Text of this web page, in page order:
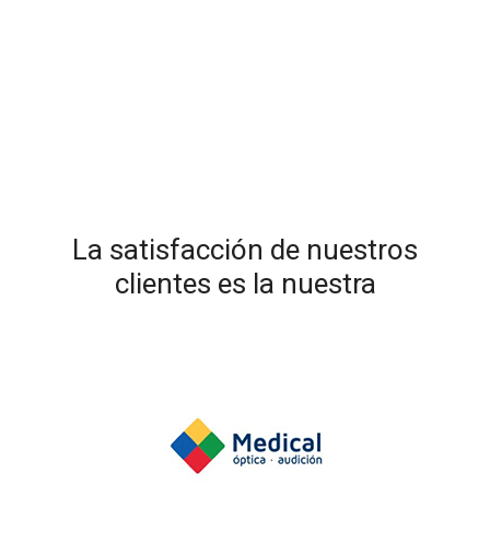
La satisfacción de nuestros
clientes es la nuestra